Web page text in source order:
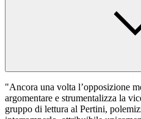
"Ancora una volta l’opposizione
argomentare e strumentalizza la
gruppo di lettura al Pertini,